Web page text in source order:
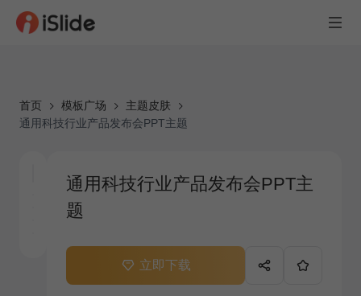
首页 模板广场
主题皮肤
通用科技行业产品发布会PPT主题
通用科技行业产品发布会PPT主
题
立即下载